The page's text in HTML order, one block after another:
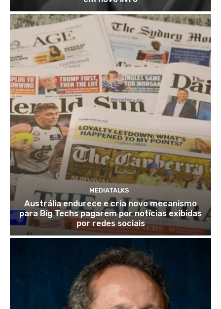
MEDIATALKS
Austrália endurece e cria novo mecanismo
para Big Techs pagarem por notícias exibidas
por redes sociais